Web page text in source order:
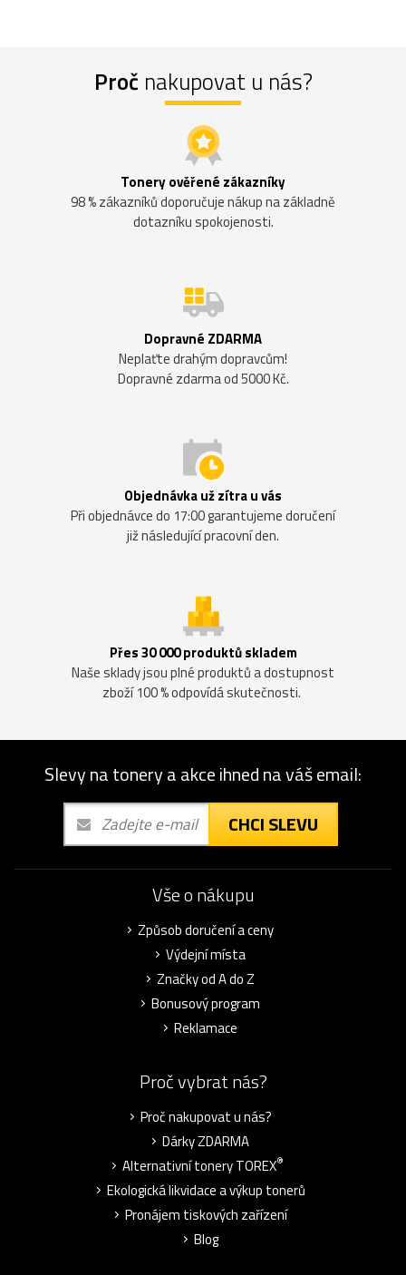
Proč nakupovat u nás?
Tonery ověřené zákazníky
98 % zákazníků doporučuje nákup na základně
dotazníku spokojenosti.
Dopravné ZDARMA
Neplaťte drahým dopravcům!
Dopravné zdarma od 5000 Kč.
Objednávka už zítra u vás
Při objednávce do 17:00 garantujeme doručení
již následující pracovní den.
Přes 30 000 produktů skladem
Naše sklady jsou plné produktů a dostupnost
zboží 100 % odpovídá skutečnosti.
Slevy na tonery a akce ihned na váš email:
CHCI SLEVU
Vše o nákupu
Způsob doručení a ceny
Výdejní místa
Značky od A do Z
Bonusový program
Reklamace
Proč vybrat nás?
Proč nakupovat u nás?
Dárky ZDARMA
Alternativní tonery TOREX®
Ekologická likvidace a výkup tonerů
Pronájem tiskových zařízení
Blog